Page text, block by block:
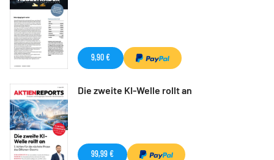
9,90 €
Die zweite KI-Welle rollt an
99,99 €